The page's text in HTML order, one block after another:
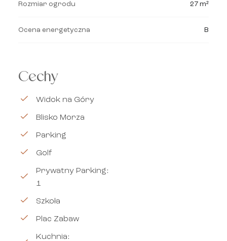
Rozmiar ogrodu 27 m²
Ocena energetyczna B
Cechy
Widok na Góry
Blisko Morza
Parking
Golf
Prywatny Parking:
1
Szkoła
Plac Zabaw
Kuchnia: